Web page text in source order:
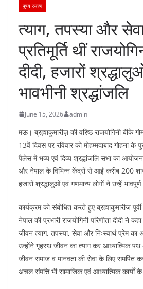
पुण्य स्मरण
त्याग, तपस्या और
प्रतिमूर्ति थीं
दीदी, हजारों
भावभीनी श्रद्धांजलि
June 15, 2026 admin
मऊ। ब्रह्माकुमारीज़ की वरिष्ठ राजयोगिनी बीके
13वें दिवस पर रविवार को मोहम्मदाबाद गोहना
पैलेस में भव्य एवं दिव्य श्रद्धांजलि सभा का
और नेपाल के विभिन्न केंद्रों से आईं करीब 200
हजारों श्रद्धालुओं एवं गणमान्य लोगों ने उन्हें
कार्यक्रम को संबोधित करते हुए ब्रह्माकुमारीज़
नेपाल की प्रभारी राजयोगिनी परिणीता दीदी ने
जीवन त्याग, तपस्या, सेवा और निःस्वार्थ प्रेम का
उन्होंने गृहस्थ जीवन का त्याग कर आध्यात्मिक
जीवन समाज व मानवता की सेवा के लिए समर्पित
अचल संपत्ति भी सामाजिक एवं आध्यात्मिक कार्यों